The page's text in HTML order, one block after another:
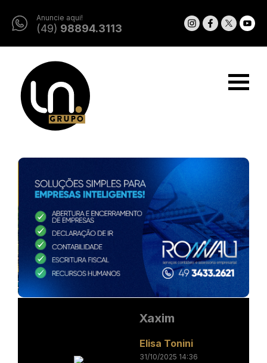
Anuncie aqui!
(49) 98894.3113
Xaxim
Elisa Tonini
31/10/2025 14:36